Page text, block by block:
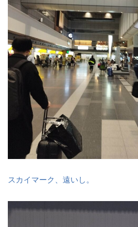
スカイマーク、遠いし。